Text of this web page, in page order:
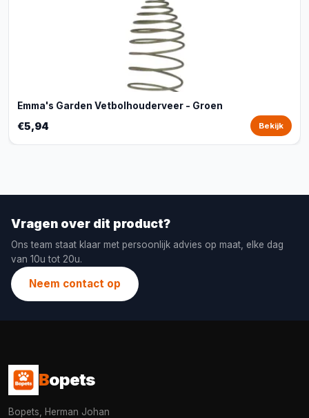
Emma's Garden Vetbolhouderveer - Groen
€5,94 Bekijk
Vragen over dit product?
Ons team staat klaar met persoonlijk advies op maat, elke dag
van 10u tot 20u.
Neem contact op
Bopets
Bopets, Herman Johan